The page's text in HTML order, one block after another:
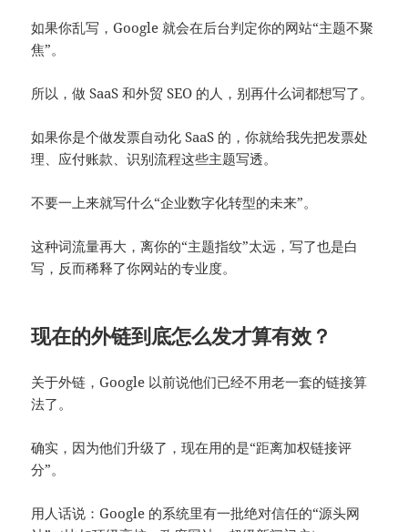
如果你乱写，Google 就会在后台判定你的网站“主题不聚
焦”。
所以，做 SaaS 和外贸 SEO 的人，别再什么词都想写了。
如果你是个做发票自动化 SaaS 的，你就给我先把发票处
理、应付账款、识别流程这些主题写透。
不要一上来就写什么“企业数字化转型的未来”。
这种词流量再大，离你的“主题指纹”太远，写了也是白
写，反而稀释了你网站的专业度。
现在的外链到底怎么发才算有效？
关于外链，Google 以前说他们已经不用老一套的链接算
法了。
确实，因为他们升级了，现在用的是“距离加权链接评
分”。
用人话说：Google 的系统里有一批绝对信任的“源头网